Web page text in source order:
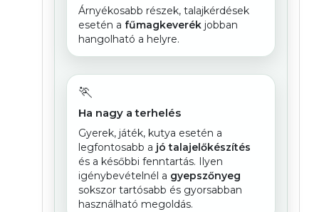
Árnyékosabb részek, talajkérdések
esetén a fűmagkeverék jobban
hangolható a helyre.
🏃
Ha nagy a terhelés
Gyerek, játék, kutya esetén a
legfontosabb a jó talajelőkészítés
és a későbbi fenntartás. Ilyen
igénybevételnél a gyepszőnyeg
sokszor tartósabb és gyorsabban
használható megoldás.